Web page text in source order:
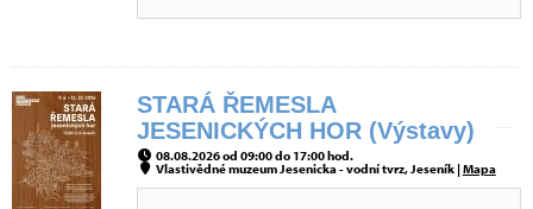
STARÁ ŘEMESLA
JESENICKÝCH HOR (Výstavy)
08.08.2026 od 09:00 do 17:00 hod.
Vlastivědné muzeum Jesenicka - vodní tvrz, Jeseník |Mapa